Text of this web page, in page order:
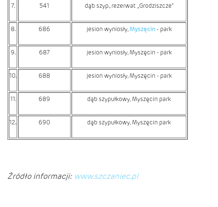
7. 541 dąb szyp., rezerwat „Grodziszcze”
8. 686 jesion wyniosły,Myszęcin- park
9. 687 jesion wyniosły,Myszęcin- park
10. 688 jesion wyniosły,Myszęcin- park
11. 689 dąb szypułkowy, Myszęcin park
12. 690 dąb szypułkowy, Myszęcin park
Źródło informacji: www.szczaniec.pl